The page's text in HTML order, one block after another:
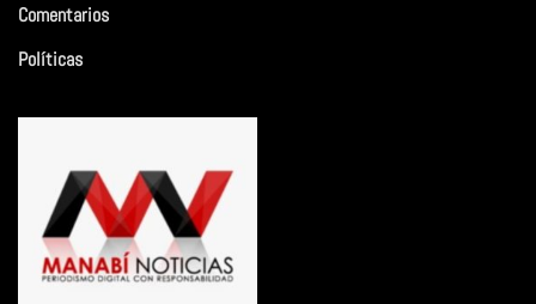
Comentarios
Políticas